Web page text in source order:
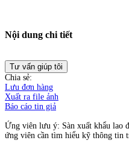
Nội dung chi tiết
Tư vấn giúp tôi
Chia sẻ:
Lưu đơn hàng
Xuất ra file ảnh
Báo cáo tin giả
Ứng viên lưu ý: Sàn xuất khẩu lao
ứng viên cần tìm hiểu kỹ thông tin